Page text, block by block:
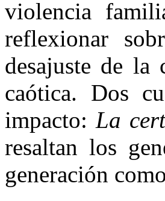
violencia
reflexionar
desajuste de la
caótica. Dos
impacto: La
resaltan los
generación